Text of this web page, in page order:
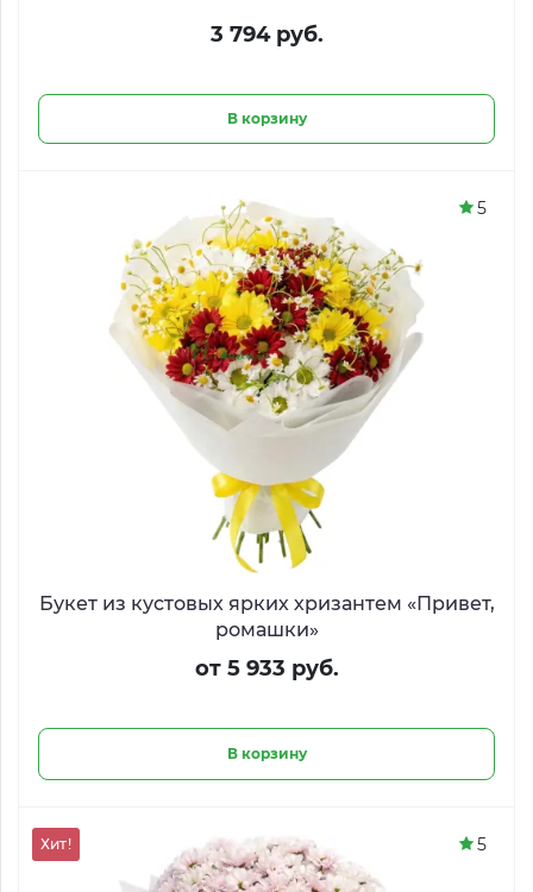
3 794 руб.
В корзину
Букет из кустовых ярких хризантем «Привет,
ромашки»
от 5 933 руб.
В корзину
5
Хит! 5